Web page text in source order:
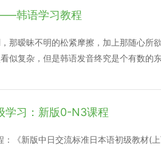
지금몇 시입니까? (6) 8:15 지금몇
韩语学习教程
那暧昧不明的松紧摩擦，加上那随心所
似复杂，但是韩语发音终究是个有数的
语的学习教程也日趋增长，那么怎样才
过程中，为了帮助读者得到明显的学习
的学习程度。 由于中韩两国的特殊地理
流已经成了中国一代人追捧的时尚与潮
学习：新版0-N3课程
：《新版中日交流标准日本语初级教材